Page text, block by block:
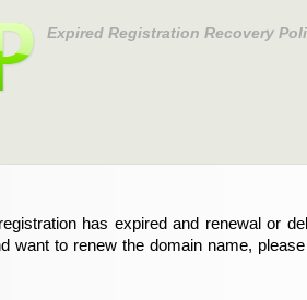
Expired Registration Recovery
has expired and renewal or
want to renew the domain name,
ist abgelaufen und die
Wenn Sie der Registrant sind und
Sie bitte Ihren Service-